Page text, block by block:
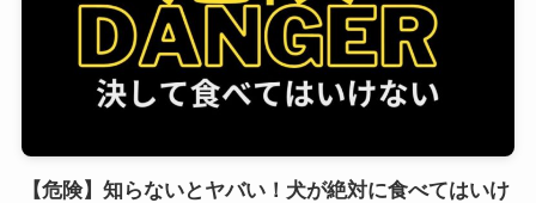
【危険】知らないとヤバい！犬が絶対に食べてはいけ